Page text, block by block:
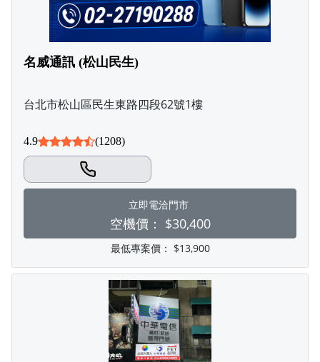
名威通訊 (松山民生)
台北市松山區民生東路四段62號1樓
4.9 (1208)
立即電洽門市
空機價： $30,400
最低專案價： $13,900